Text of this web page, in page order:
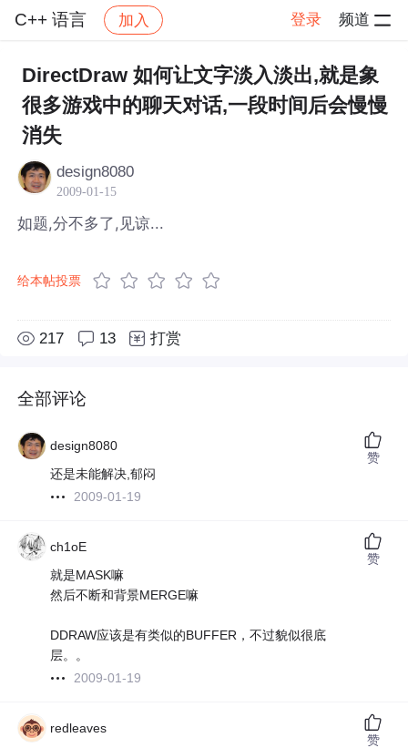
C++ 语言 加入 登录 频道
社区 C++ 语言 帖子详情
DirectDraw 如何让文字淡入淡出,就是象
很多游戏中的聊天对话,一段时间后会慢慢
消失
design8080
2009-01-15
如题,分不多了,见谅...
给本帖投票
217 13 打赏
全部评论
design8080
还是未能解决,郁闷
2009-01-19
赞
ch1oE
就是MASK嘛
然后不断和背景MERGE嘛
DDRAW应该是有类似的BUFFER，不过貌似很底
层。。
2009-01-19
赞
redleaves
赞